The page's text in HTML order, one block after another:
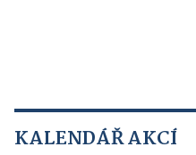
KALENDÁŘ AKCÍ